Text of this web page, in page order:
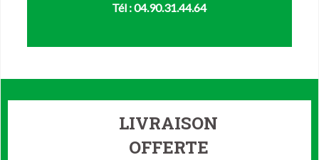
Tél : 04.90.31.44.64
LIVRAISON
OFFERTE